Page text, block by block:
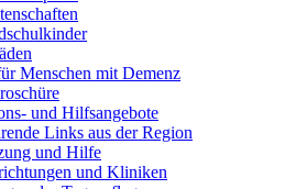
Menschen mit Demenz
und Hilfsangebote
Links aus der Region
und Hilfe
und Kliniken